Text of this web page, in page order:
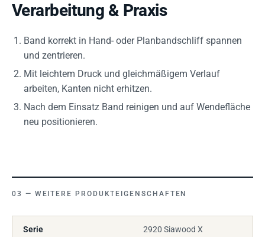
Verarbeitung & Praxis
Band korrekt in Hand- oder Planbandschliff spannen
und zentrieren.
Mit leichtem Druck und gleichmäßigem Verlauf
arbeiten, Kanten nicht erhitzen.
Nach dem Einsatz Band reinigen und auf Wendefläche
neu positionieren.
WEITERE PRODUKTEIGENSCHAFTEN
Serie 2920 Siawood X